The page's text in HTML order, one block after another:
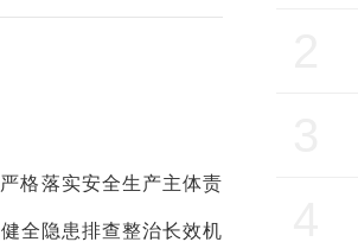
格落实安全生产主体责
全隐患排查整治长效机